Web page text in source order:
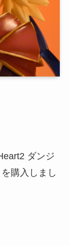
ダンジ
購入しまし